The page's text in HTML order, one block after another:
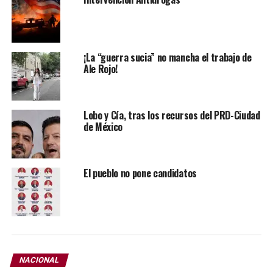
“¡Vivan las heroínas anónimas! ¡Vivan las heroínas y
indígenas! ¡Vivan nuestras hermanas y hermanos
¡La “guerra sucia” no mancha el trabajo de
Ale Rojo!
Lobo y Cía, tras los recursos del PRD-Ciudad
de México
El pueblo no pone candidatos
NACIONAL